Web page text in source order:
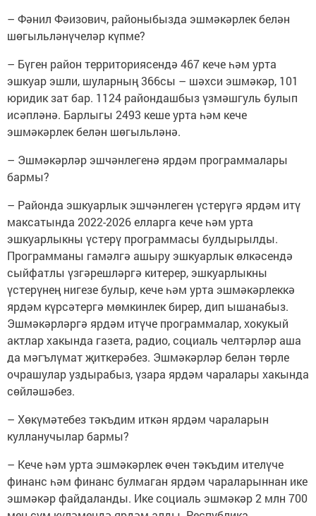
– Фәнил Фәизович, районыбызда эшмәкәрлек белән
шөгыльләнүчеләр күпме?
– Бүген район территориясендә 467 кече һәм урта
эшкуар эшли, шуларның 366сы – шәхси эшмәкәр, 101
юридик зат бар. 1124 райондашбыз үзмәшгуль булып
исәпләнә. Барлыгы 2493 кеше урта һәм кече
эшмәкәрлек белән шөгыльләнә.
– Эшмәкәрләр эшчәнлегенә ярдәм программалары
бармы?
– Районда эшкуарлык эшчәнлеген үстерүгә ярдәм итү
максатында 2022-2026 елларга кече һәм урта
эшкуарлыкны үстерү программасы булдырылды.
Программаны гамәлгә ашыру эшкуарлык өлкәсендә
сыйфатлы үзгәрешләргә китерер, эшкуарлыкны
үстерүнең нигезе булыр, кече һәм урта эшмәкәрлеккә
ярдәм күрсәтергә мөмкинлек бирер, дип ышанабыз.
Эшмәкәрләргә ярдәм итүче программалар, хокукый
актлар хакында газета, радио, социаль челтәрләр аша
да мәгълүмат җиткерәбез. Эшмәкәрләр белән төрле
очрашулар уздырабыз, үзара ярдәм чаралары хакында
сөйләшәбез.
– Хөкүмәтебез тәкъдим иткән ярдәм чараларын
кулланучылар бармы?
– Кече һәм урта эшмәкәрлек өчен тәкъдим ителүче
финанс һәм финанс булмаган ярдәм чараларыннан ике
эшмәкәр файдаланды. Ике социаль эшмәкәр 2 млн 700